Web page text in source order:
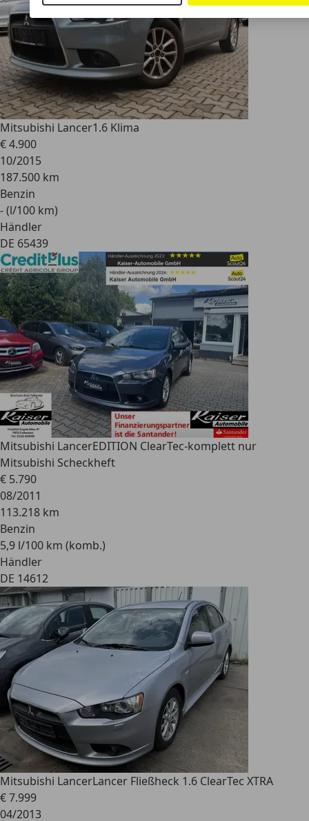
Mitsubishi Lancer1.6 Klima
€ 4.900
10/2015
187.500 km
Benzin
- (l/100 km)
Händler
DE 65439
Mitsubishi LancerEDITION ClearTec-komplett nur
Mitsubishi Scheckheft
€ 5.790
08/2011
113.218 km
Benzin
5,9 l/100 km (komb.)
Händler
DE 14612
Mitsubishi LancerLancer Fließheck 1.6 ClearTec XTRA
€ 7.999
04/2013